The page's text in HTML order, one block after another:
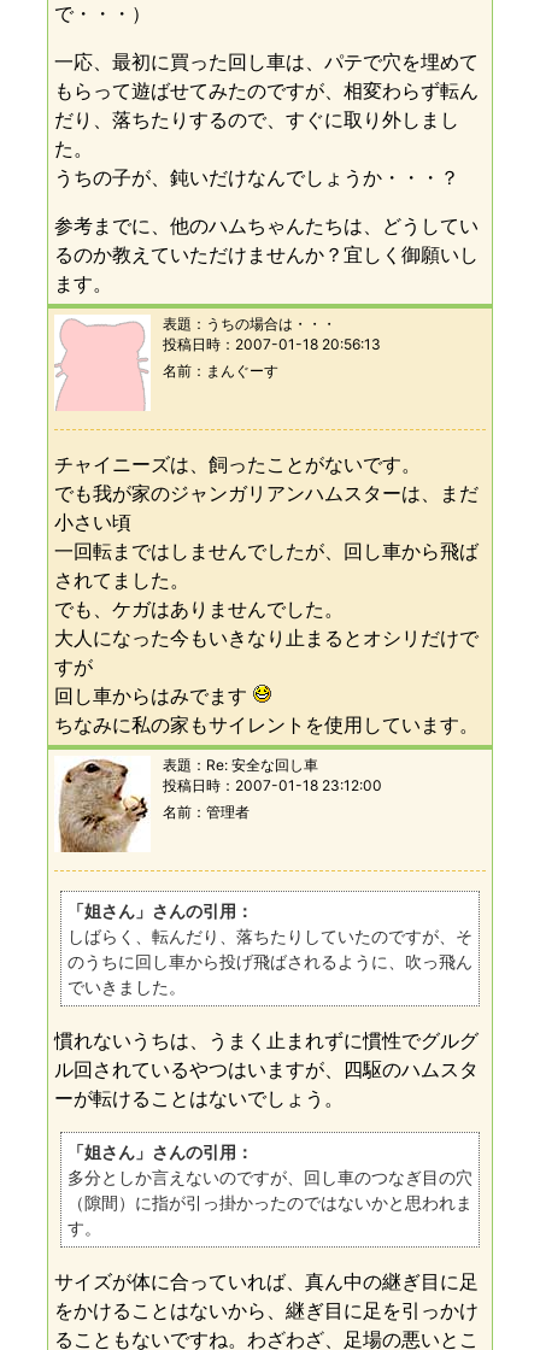
で・・・）
一応、最初に買った回し車は、パテで穴を埋めて
もらって遊ばせてみたのですが、相変わらず転ん
だり、落ちたりするので、すぐに取り外しまし
た。
うちの子が、鈍いだけなんでしょうか・・・？
参考までに、他のハムちゃんたちは、どうしてい
るのか教えていただけませんか？宜しく御願いし
ます。
表題： うちの場合は・・・
投稿日時： 2007-01-18 20:56:13
名前
まんぐーす
チャイニーズは、飼ったことがないです。
でも我が家のジャンガリアンハムスターは、まだ
小さい頃
一回転まではしませんでしたが、回し車から飛ば
されてました。
でも、ケガはありませんでした。
大人になった今もいきなり止まるとオシリだけで
すが
回し車からはみでます
ちなみに私の家もサイレントを使用しています。
表題： Re: 安全な回し車
投稿日時： 2007-01-18 23:12:00
名前
管理者
「姐さん」さんの引用：
しばらく、転んだり、落ちたりしていたのですが、そ
のうちに回し車から投げ飛ばされるように、吹っ飛ん
でいきました。
慣れないうちは、うまく止まれずに慣性でグルグ
ル回されているやつはいますが、四駆のハムスタ
ーが転けることはないでしょう。
「姐さん」さんの引用：
多分としか言えないのですが、回し車のつなぎ目の穴
（隙間）に指が引っ掛かったのではないかと思われま
す。
サイズが体に合っていれば、真ん中の継ぎ目に足
をかけることはないから、継ぎ目に足を引っかけ
ることもないですね。わざわざ、足場の悪いとこ